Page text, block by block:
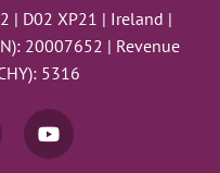
| D02 XP21 | Ireland |
20007652 | Revenue
5316